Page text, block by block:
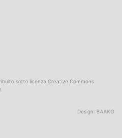
sotto licenza Creative Commons
Design: BAAKO